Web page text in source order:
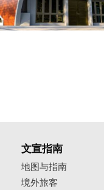
文宣指南
地图与指南
境外旅客